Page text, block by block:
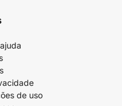
de uso